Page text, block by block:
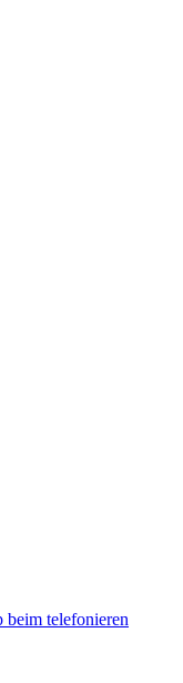
telefonieren